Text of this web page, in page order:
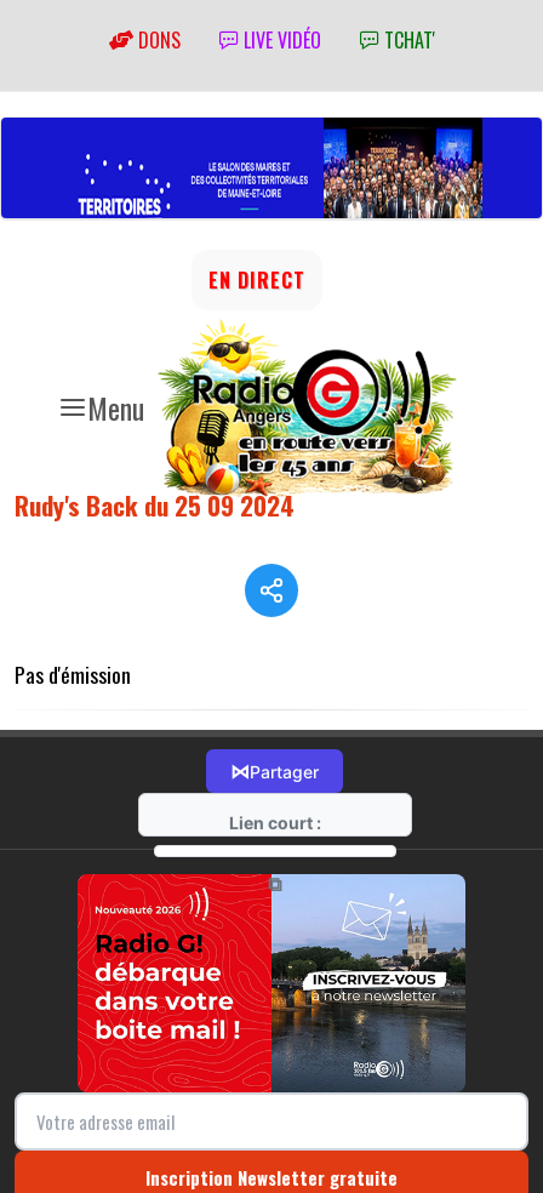
DONS LIVE VIDÉO TCHAT'
Menu
EN DIRECT
Rudy's Back du 25 09 2024
Pas d'émission
⋈Partager
Lien court :
https://radio-g.fr?15495
⧉
Inscription Newsletter gratuite